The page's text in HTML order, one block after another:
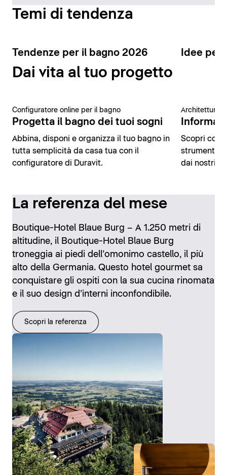
Temi di tendenza
Tendenze per il bagno 2026 Idee per
Dai vita al tuo progetto
Configuratore online per il bagno
Progetta il bagno dei tuoi sogni
Abbina, disponi e organizza il tuo bagno in
tutta semplicità da casa tua con il
configuratore di Duravit.
Architettura
Scopri
strumenti
dai nostri
La referenza del mese
Boutique-Hotel Blaue Burg – A 1.250 metri di
altitudine, il Boutique-Hotel Blaue Burg
troneggia ai piedi dell’omonimo castello, il più
alto della Germania. Questo hotel gourmet sa
conquistare gli ospiti con la sua cucina rinomata
e il suo design d’interni inconfondibile.
Scopri la referenza